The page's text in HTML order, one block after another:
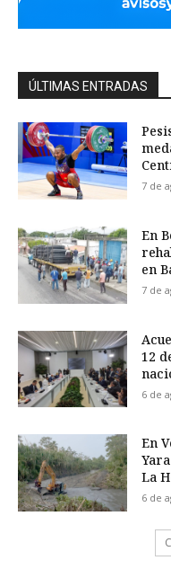
ÚLTIMAS ENTRADAS
7 de
En
en
7 de
12
6 de
En
La
6 de